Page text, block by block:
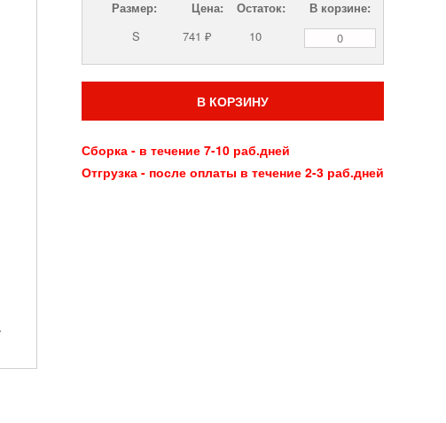
Размер:
Цена: Остаток:
В корзине:
S
741 ₽ 10
В КОРЗИНУ
Сборка - в течение 7-10 раб.дней
Отгрузка - после оплаты в течение 2-3 раб.дней